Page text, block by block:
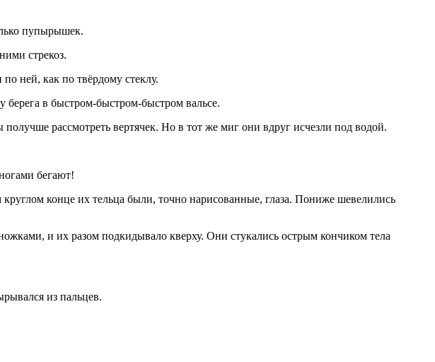
пупырышек.
стрекоз.
ней, как по твёрдому стеклу.
берега в быстром-быстром-быстром вальсе.
рассмотреть вертячек. Но в тот же миг они вдруг исчезли под водой.
бегают!
конце их тельца были, точно нарисованные, глаза. Пониже шевелились
и их разом подкидывало кверху. Они стукались острым кончиком тела
из пальцев.